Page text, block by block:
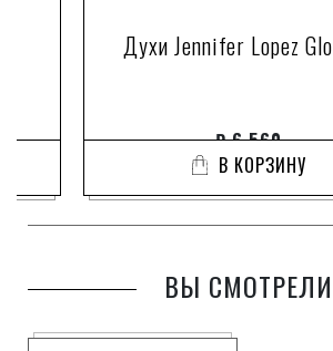
Духи Jennifer Lopez
₽6 560
В КОРЗИНУ
ВЫ СМОТРЕЛИ